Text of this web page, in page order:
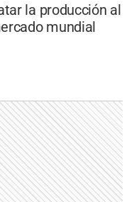
la producción al
mundial